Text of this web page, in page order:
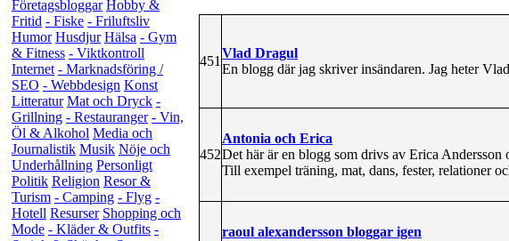
Företagsbloggar Hobby &
Fritid - Fiske - Friluftsliv
Humor Husdjur Hälsa - Gym
& Fitness - Viktkontroll
Internet - Marknadsföring /
SEO - Webbdesign Konst
Litteratur Mat och Dryck -
Grillning - Restauranger - Vin,
Öl & Alkohol Media och
Journalistik Musik Nöje och
Underhållning Personligt
Politik Religion Resor &
Turism - Camping - Flyg -
Hotell Resurser Shopping och
Mode - Kläder & Outfits -
451
Vlad Dragul
En blogg där jag skriver insändaren. Jag heter
452
Antonia och Erica
Det här är en blogg som drivs av Erica
Till exempel träning, mat, dans, fester, relationer
raoul alexandersson bloggar igen